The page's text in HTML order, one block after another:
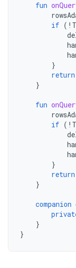
fun
if ( !
}
return
}
fun
if ( !
}
return
}
companion
}
}